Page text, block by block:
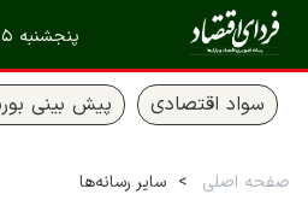
پنجشنبه ۱۵ مرداد ۱۴۰۵
سواد اقتصادی پیش بینی
صفحه اصلی سایر رسانه‌ها